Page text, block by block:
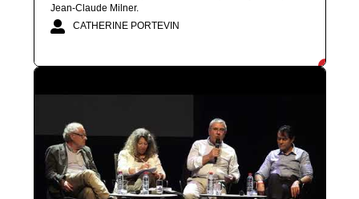
Jean-Claude Milner.
CATHERINE PORTEVIN